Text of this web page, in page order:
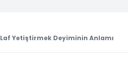
Laf Yetiştirmek Deyiminin Anlamı